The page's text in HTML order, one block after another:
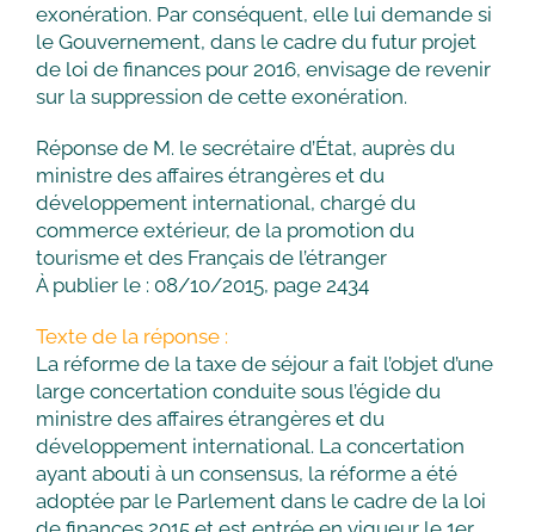
exonération. Par conséquent, elle lui demande si
le Gouvernement, dans le cadre du futur projet
de loi de finances pour 2016, envisage de revenir
sur la suppression de cette exonération.
Réponse de M. le secrétaire d’État, auprès du
ministre des affaires étrangères et du
développement international, chargé du
commerce extérieur, de la promotion du
tourisme et des Français de l’étranger
À publier le : 08/10/2015, page 2434
Texte de la réponse :
La réforme de la taxe de séjour a fait l’objet d’une
large concertation conduite sous l’égide du
ministre des affaires étrangères et du
développement international. La concertation
ayant abouti à un consensus, la réforme a été
adoptée par le Parlement dans le cadre de la loi